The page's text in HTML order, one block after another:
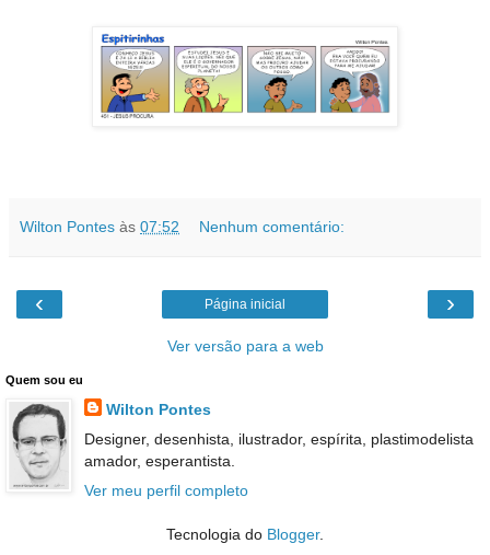
Wilton Pontes às 07:52 Nenhum comentário:
‹ ›
Página inicial
Ver versão para a web
Quem sou eu
Wilton Pontes
Designer, desenhista, ilustrador, espírita, plastimodelista
amador, esperantista.
Ver meu perfil completo
Tecnologia do Blogger.